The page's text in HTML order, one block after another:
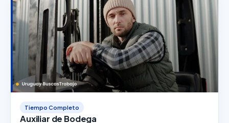
Tiempo Completo
Auxiliar de Bodega